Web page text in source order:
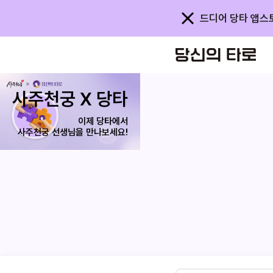
드디어 당타 앱스
주천궁 X 당타
이제 당타에서
사주천궁 선생님을 만나보세요!